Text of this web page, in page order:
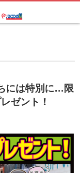
には特別に…限
ゼント！